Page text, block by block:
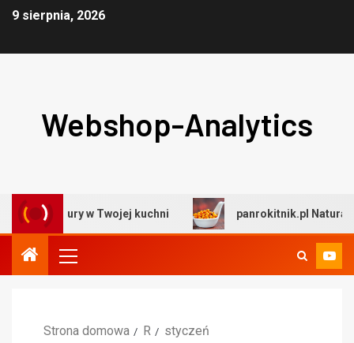
9 sierpnia, 2026
Webshop-Analytics
natury w Twojej kuchni panrokitnik.pl Naturalne
Strona domowa R styczeń